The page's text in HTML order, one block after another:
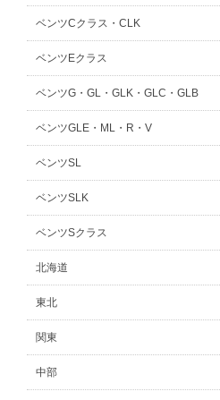
ベンツCクラス・CLK
ベンツEクラス
ベンツG・GL・GLK・GLC・GLB
ベンツGLE・ML・R・V
ベンツSL
ベンツSLK
ベンツSクラス
北海道
東北
関東
中部